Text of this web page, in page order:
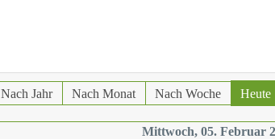
Nach Jahr Nach Monat Nach Woche Heute
Mittwoch, 05. Februar